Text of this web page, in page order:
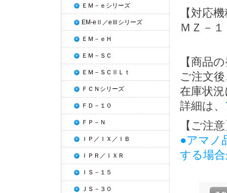
【対応
ＭＺ－
【商品
ご注文
在庫状
詳細は、
【ご注
●アマノ
する場
ＥＭ－ｅシリーズ
EM-eⅡ／eⅢシリーズ
ＥＭ－ｅＨ
ＥＭ－ＳＣ
ＥＭ－ＳＣⅡＬｔ
ＦＣＮシリーズ
ＦＤ－１０
ＦＰ－Ｎ
ＩＰ／ＩＸ／ＩＢ
ＩＰＲ／ＩＸＲ
ＩＳ－１５
ＪＳ－３０